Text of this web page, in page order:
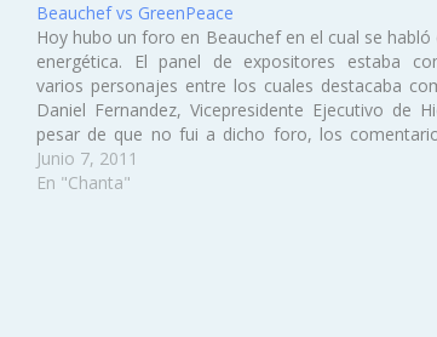
Beauchef vs GreenPeace
Hoy hubo un foro en Beauchef en el cual se habló
energética. El panel de expositores estaba
varios personajes entre los cuales destacaba
Daniel Fernandez, Vicepresidente Ejecutivo de
pesar de que no fui a dicho foro, los
concluyeron en que…
Junio 7, 2011
En "Chanta"